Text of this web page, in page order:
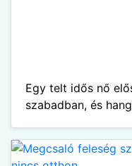
Egy telt idős nő
szabadban, és